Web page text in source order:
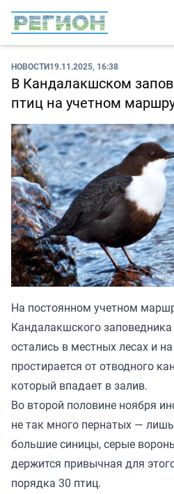
НОВОСТИ19.11.2025, 16:38
В Кандалакшском
птиц на учетном
На постоянном учетном
Кандалакшского
остались в местных лесах и
простирается от отводного
который впадает в залив.
Во второй половине ноября
не так много пернатых —
большие синицы, серые
держится привычная для
порядка 30 птиц.